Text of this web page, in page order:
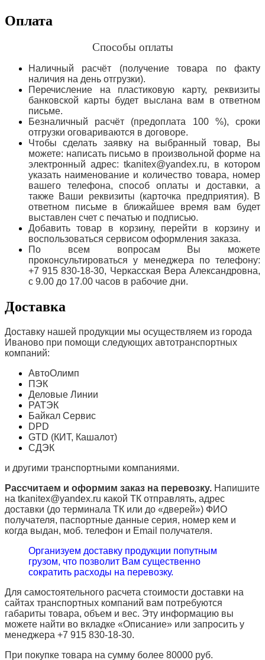
Оплата
Способы оплаты
Наличный расчёт (получение товара по факту
наличия на день отгрузки).
Перечисление на пластиковую карту, реквизиты
банковской карты будет выслана вам в ответном
письме.
Безналичный расчёт (предоплата 100 %), сроки
отгрузки оговариваются в договоре.
Чтобы сделать заявку на выбранный товар, Вы
можете: написать письмо в произвольной форме на
электронный адрес: tkanitex@yandex.ru, в котором
указать наименование и количество товара, номер
вашего телефона, способ оплаты и доставки, а
также Ваши реквизиты (карточка предприятия). В
ответном письме в ближайшее время вам будет
выставлен счет с печатью и подписью.
Добавить товар в корзину, перейти в корзину и
воспользоваться сервисом оформления заказа.
По всем вопросам Вы можете
проконсультироваться у менеджера по телефону:
+7 915 830-18-30, Черкасская Вера Александровна,
с 9.00 до 17.00 часов в рабочие дни.
Доставка
Доставку нашей продукции мы осуществляем из города
Иваново при помощи следующих автотранспортных
компаний:
АвтоОлимп
ПЭК
Деловые Линии
РАТЭК
Байкал Сервис
DPD
GTD (КИТ, Кашалот)
СДЭК
и другими транспортными компаниями.
Рассчитаем и оформим заказ на перевозку. Напишите
на tkanitex@yandex.ru какой ТК отправлять, адрес
доставки (до терминала ТК или до «дверей») ФИО
получателя, паспортные данные серия, номер кем и
когда выдан, моб. телефон и Email получателя.
Организуем доставку продукции попутным
грузом, что позволит Вам существенно
сократить расходы на перевозку.
Для самостоятельного расчета стоимости доставки на
сайтах транспортных компаний вам потребуются
габариты товара, объем и вес. Эту информацию вы
можете найти во вкладке «Описание» или запросить у
менеджера +7 915 830-18-30.
При покупке товара на сумму более 80000 руб.